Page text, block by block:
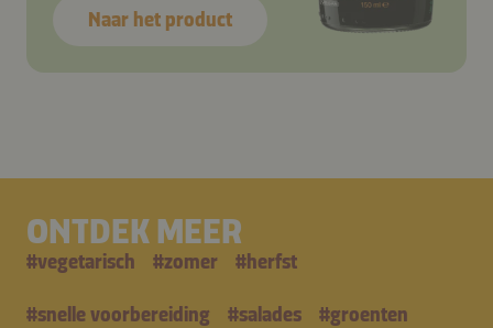
Naar het product
ONTDEK MEER
#vegetarisch #zomer #herfst
#snelle voorbereiding #salades #groenten